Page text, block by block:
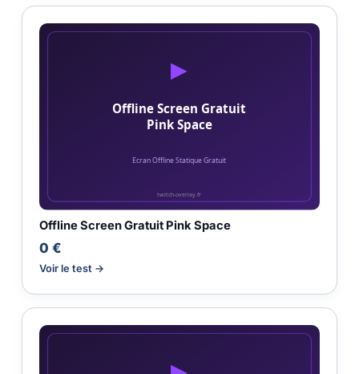
Offline Screen Gratuit Pink Space
0 €
Voir le test →